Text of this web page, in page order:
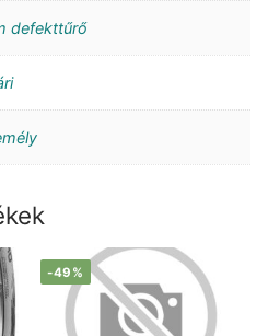
defekttűrő
-49%